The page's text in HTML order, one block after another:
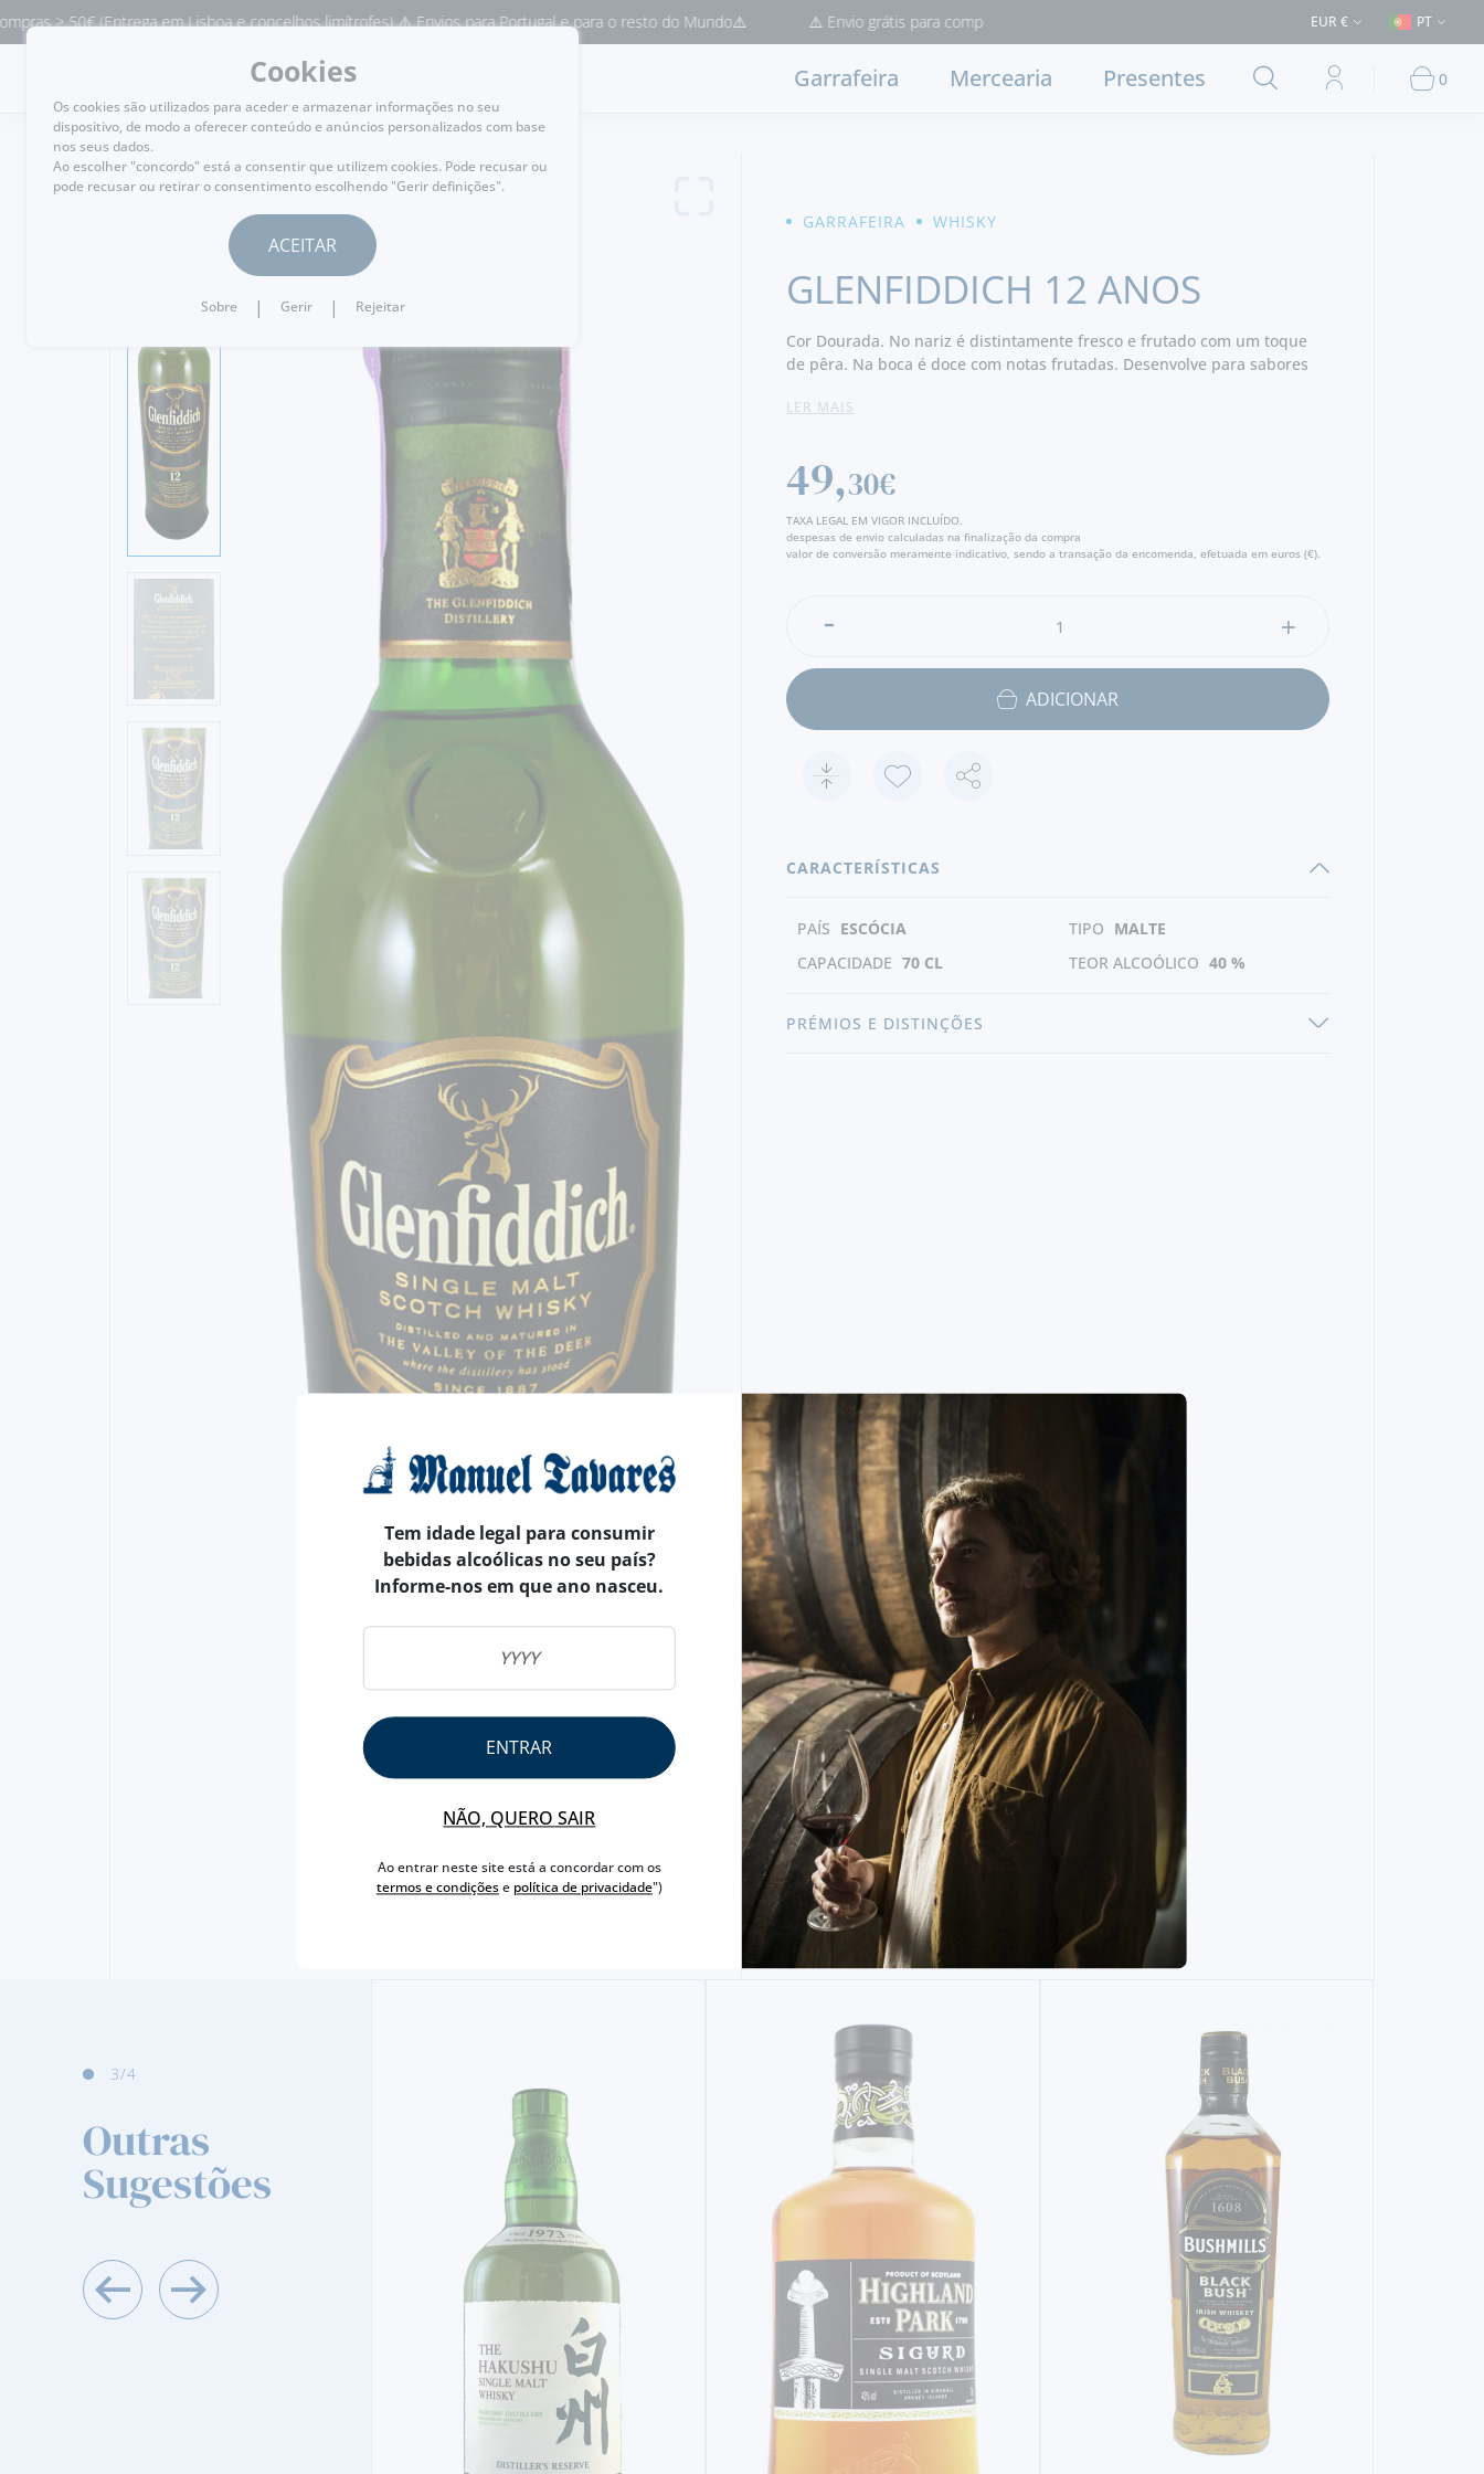
(Entrega em Lisboa e concelhos limítrofes) ⚠️ Envios para Portugal e para o resto do Mundo⚠️ ⚠️ Envio grátis para compras > 50€ (Entrega em Lisboa e concelhos limítrofes) ⚠️ Envios para Portugal e
EUR € PT
MENU
Garrafeira Mercearia Presentes 0
VOLTAR
GARRAFEIRA
WHISKY
GLENFIDDICH 12 ANOS
Cor Dourada. No nariz é distintamente fresco e frutado com um toque
de pêra. Na boca é doce com notas frutadas. Desenvolve para sabores
LER MAIS
49,30€
TAXA LEGAL EM VIGOR INCLUÍDO.
despesas de envio calculadas na finalização da compra
valor de conversão meramente indicativo, sendo a transação da encomenda, efetuada em euros (€).
ADICIONAR
CARACTERÍSTICAS
PAÍS ESCÓCIA TIPO MALTE
CAPACIDADE 70 CL TEOR ALCOÓLICO 40 %
PRÉMIOS E DISTINÇÕES
4/4
Outras
Sugestões
Tem idade legal para consumir
bebidas alcoólicas no seu país?
Informe-nos em que ano nasceu.
ENTRAR
NÃO, QUERO SAIR
Ao entrar neste site está a concordar com os
termos e condiçõese política de privacidade")
Cookies
Os cookies são utilizados para aceder e armazenar informações no seu
dispositivo, de modo a oferecer conteúdo e anúncios personalizados com base
nos seus dados.
Ao escolher "concordo" está a consentir que utilizem cookies. Pode recusar ou
pode recusar ou retirar o consentimento escolhendo "Gerir definições".
ACEITAR
Sobre | Gerir | Rejeitar